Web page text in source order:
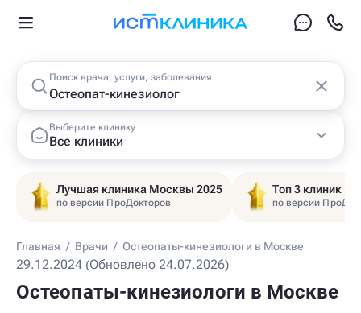
Поиск врача, услуги, заболевания
Выберите клинику
Все клиники
Лучшая клиника Москвы 2025
по версии ПроДокторов
Топ 3 клиник
по версии
Главная / Врачи / Остеопаты-кинезиологи в Москве
29.12.2024 (Обновлено 24.07.2026)
Остеопаты-кинезиологи в Москве